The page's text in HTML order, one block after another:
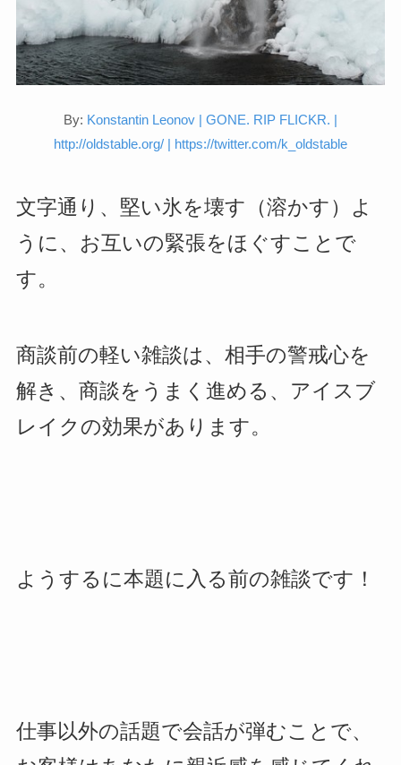
By: Konstantin Leonov | GONE. RIP FLICKR. |
http://oldstable.org/ | https://twitter.com/k_oldstable
文字通り、堅い氷を壊す（溶かす）よ
うに、お互いの緊張をほぐすことで
す。
商談前の軽い雑談は、相手の警戒心を
解き、商談をうまく進める、アイスブ
レイクの効果があります。
ようするに本題に入る前の雑談です！
仕事以外の話題で会話が弾むことで、